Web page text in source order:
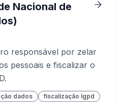
Nacional de
responsável por zelar
pessoais e fiscalizar o
dados
fiscalização lgpd